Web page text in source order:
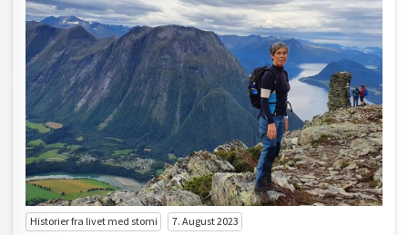
Historier fra livet med stomi 7. August 2023